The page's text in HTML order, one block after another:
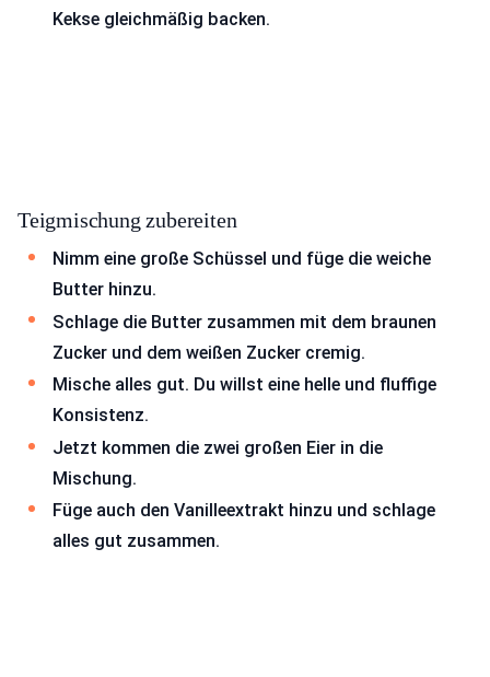
Kekse gleichmäßig backen.
Teigmischung zubereiten
Nimm eine große Schüssel und füge die weiche
Butter hinzu.
Schlage die Butter zusammen mit dem braunen
Zucker und dem weißen Zucker cremig.
Mische alles gut. Du willst eine helle und fluffige
Konsistenz.
Jetzt kommen die zwei großen Eier in die
Mischung.
Füge auch den Vanilleextrakt hinzu und schlage
alles gut zusammen.